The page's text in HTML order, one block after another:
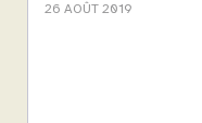
26 AOÛT 2019